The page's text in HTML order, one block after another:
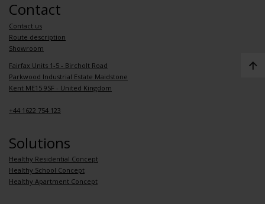
Contact
Contact us
Route description
Showroom
Fairfax Units 1-5 - Bircholt Road
Parkwood Industrial Estate Maidstone
Kent ME15 9SF - United Kingdom
+44 1622 754 123
Solutions
Healthy Residential Concept
Healthy School Concept
Healthy Apartment Concept